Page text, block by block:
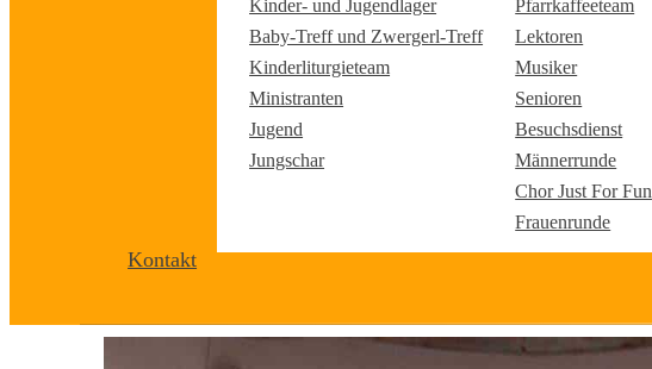
Kinder- und Jugendlager
Baby-Treff und Zwergerl-Treff
Kinderliturgieteam
Ministranten
Jugend
Jungschar
Pfarrkaffeeteam
Lektoren
Musiker
Senioren
Besuchsdienst
Männerrunde
Chor Just For Fun
Frauenrunde
Kontakt